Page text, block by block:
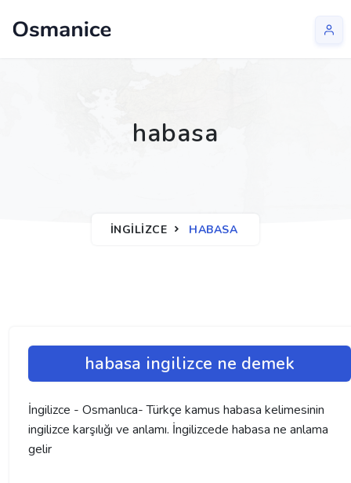
habasa
İNGILIZCE HABASA
habasa ingilizce ne demek
İngilizce - Osmanlıca- Türkçe kamus habasa kelimesinin
ingilizce karşılığı ve anlamı. İngilizcede habasa ne anlama
gelir